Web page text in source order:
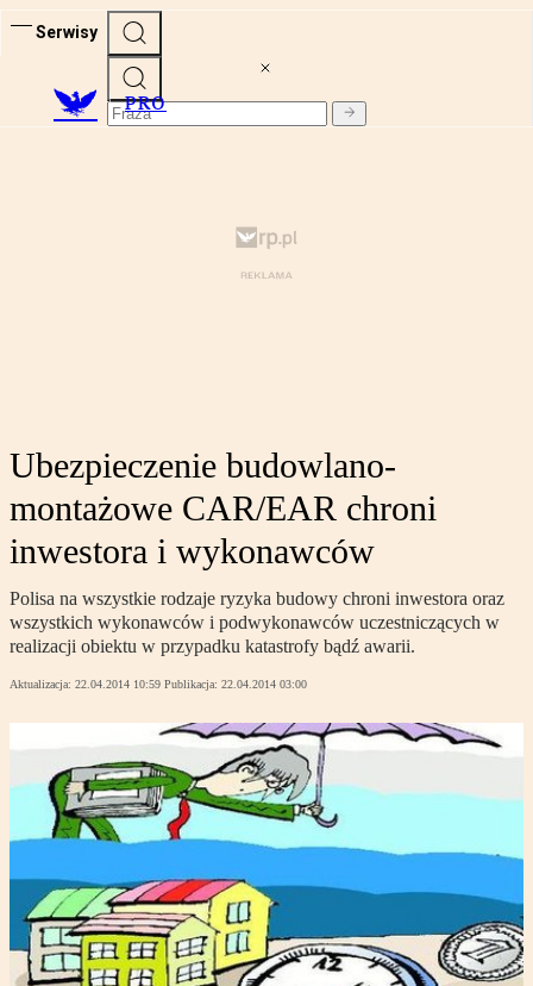
Serwisy
PRO
Ubezpieczenie budowlano-
montażowe CAR/EAR chroni
inwestora i wykonawców
Polisa na wszystkie rodzaje ryzyka budowy chroni inwestora oraz
wszystkich wykonawców i podwykonawców uczestniczących w
realizacji obiektu w przypadku katastrofy bądź awarii.
Aktualizacja: 22.04.2014 10:59 Publikacja: 22.04.2014 03:00